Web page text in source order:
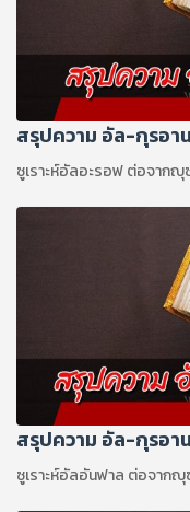
สรุปความ อัล-กุรอ
ซูเราะห์อัลอะรอฟ ต่อจากญุ
สรุปความ อัล-กุรอา
ซูเราะห์อัลอันฟาล ต่อจากญุ